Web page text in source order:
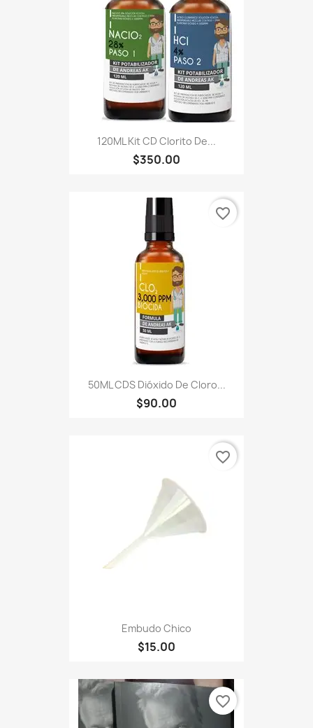
120ML Kit CD Clorito De...
$350.00
50ML CDS Dióxido De Cloro...
$90.00
favorite_border
Embudo Chico
$15.00
favorite_border
favorite_border